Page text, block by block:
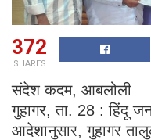
372
SHARES
संदेश कदम, आबलोली
गुहागर, ता. 28 : हिंदू
आदेशानुसार, गुहागर